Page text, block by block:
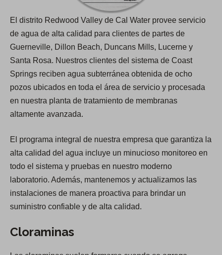
El distrito Redwood Valley de Cal Water provee servicio
de agua de alta calidad para clientes de partes de
Guerneville, Dillon Beach, Duncans Mills, Lucerne y
Santa Rosa. Nuestros clientes del sistema de Coast
Springs reciben agua subterránea obtenida de ocho
pozos ubicados en toda el área de servicio y procesada
en nuestra planta de tratamiento de membranas
altamente avanzada.
El programa integral de nuestra empresa que garantiza la
alta calidad del agua incluye un minucioso monitoreo en
todo el sistema y pruebas en nuestro moderno
laboratorio. Además, mantenemos y actualizamos las
instalaciones de manera proactiva para brindar un
suministro confiable y de alta calidad.
Cloraminas